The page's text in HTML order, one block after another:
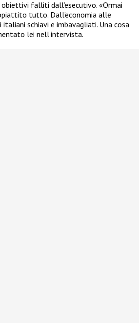
falliti dall’esecutivo. «Ormai
tutto. Dall’economia alle
italiani schiavi e imbavagliati. Una cosa
lei nell’intervista.